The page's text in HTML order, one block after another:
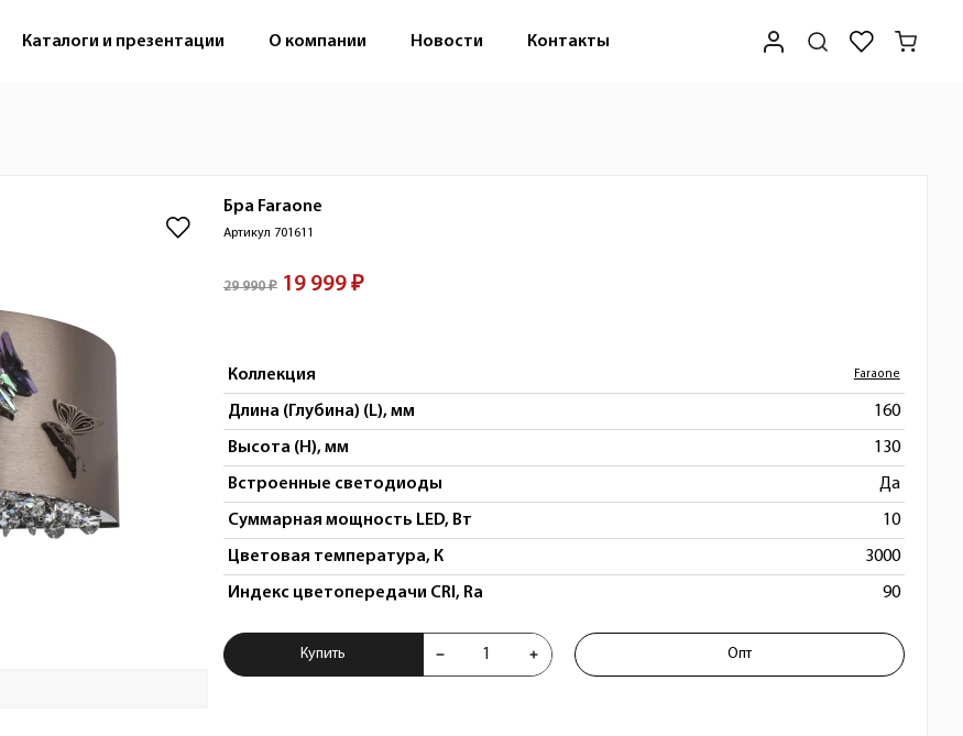
Каталоги и презентации О компании Новости Контакты
Бра Faraone
Артикул 701611
29 990 ₽ 19 999 ₽
Коллекция Faraone
Длина (Глубина) (L), мм 160
Высота (H), мм 130
Встроенные светодиоды Да
Суммарная мощность LED, Вт 10
Цветовая температура, К 3000
Индекс цветопередачи CRI, Ra 90
Купить Бра Faraone 701611
Купить Опт